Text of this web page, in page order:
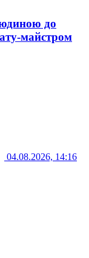
до
майстром
04.08.2026, 14:16